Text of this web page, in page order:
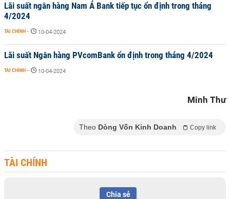
Lãi suất ngân hàng Nam Á Bank tiếp tục ổn định trong tháng
4/2024
TÀI CHÍNH - 10-04-2024
Lãi suất Ngân hàng PVcomBank ổn định trong tháng 4/2024
TÀI CHÍNH - 10-04-2024
Minh Thư
Theo Dòng Vốn Kinh Doanh Copy link
TÀI CHÍNH
Chia sẻ